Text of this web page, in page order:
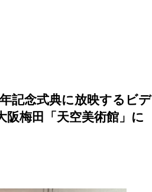
記念式典に放映するビデ
梅田「天空美術館」に